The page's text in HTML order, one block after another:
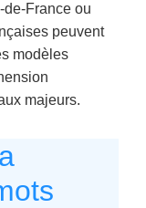
de-France ou
peuvent
modèles
majeurs.